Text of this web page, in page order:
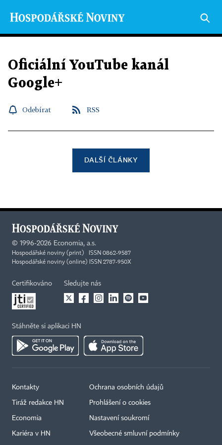
Oficiální YouTube kanál
Google+
Odebírat RSS
DALŠÍ ČLÁNKY
© 1996-2026 Economia, a.s.
Hospodářské noviny (print) ISSN 0862-9587
Hospodářské noviny (online) ISSN 2787-950X
Certifikováno Sledujte nás
Stáhněte si aplikaci HN
Kontakty
Tiráž redakce HN
Economia
Kariéra v HN
Ochrana osobních údajů
Prohlášení o cookies
Nastavení soukromí
Všeobecné smluvní podmínky